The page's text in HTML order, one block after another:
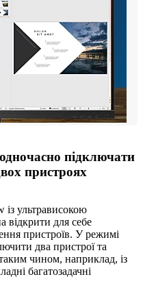
підключати
пристроях
ультрависокою
відкрити для себе
пристроїв. У режимі
два пристрої та
чином, наприклад, із
багатозадачні